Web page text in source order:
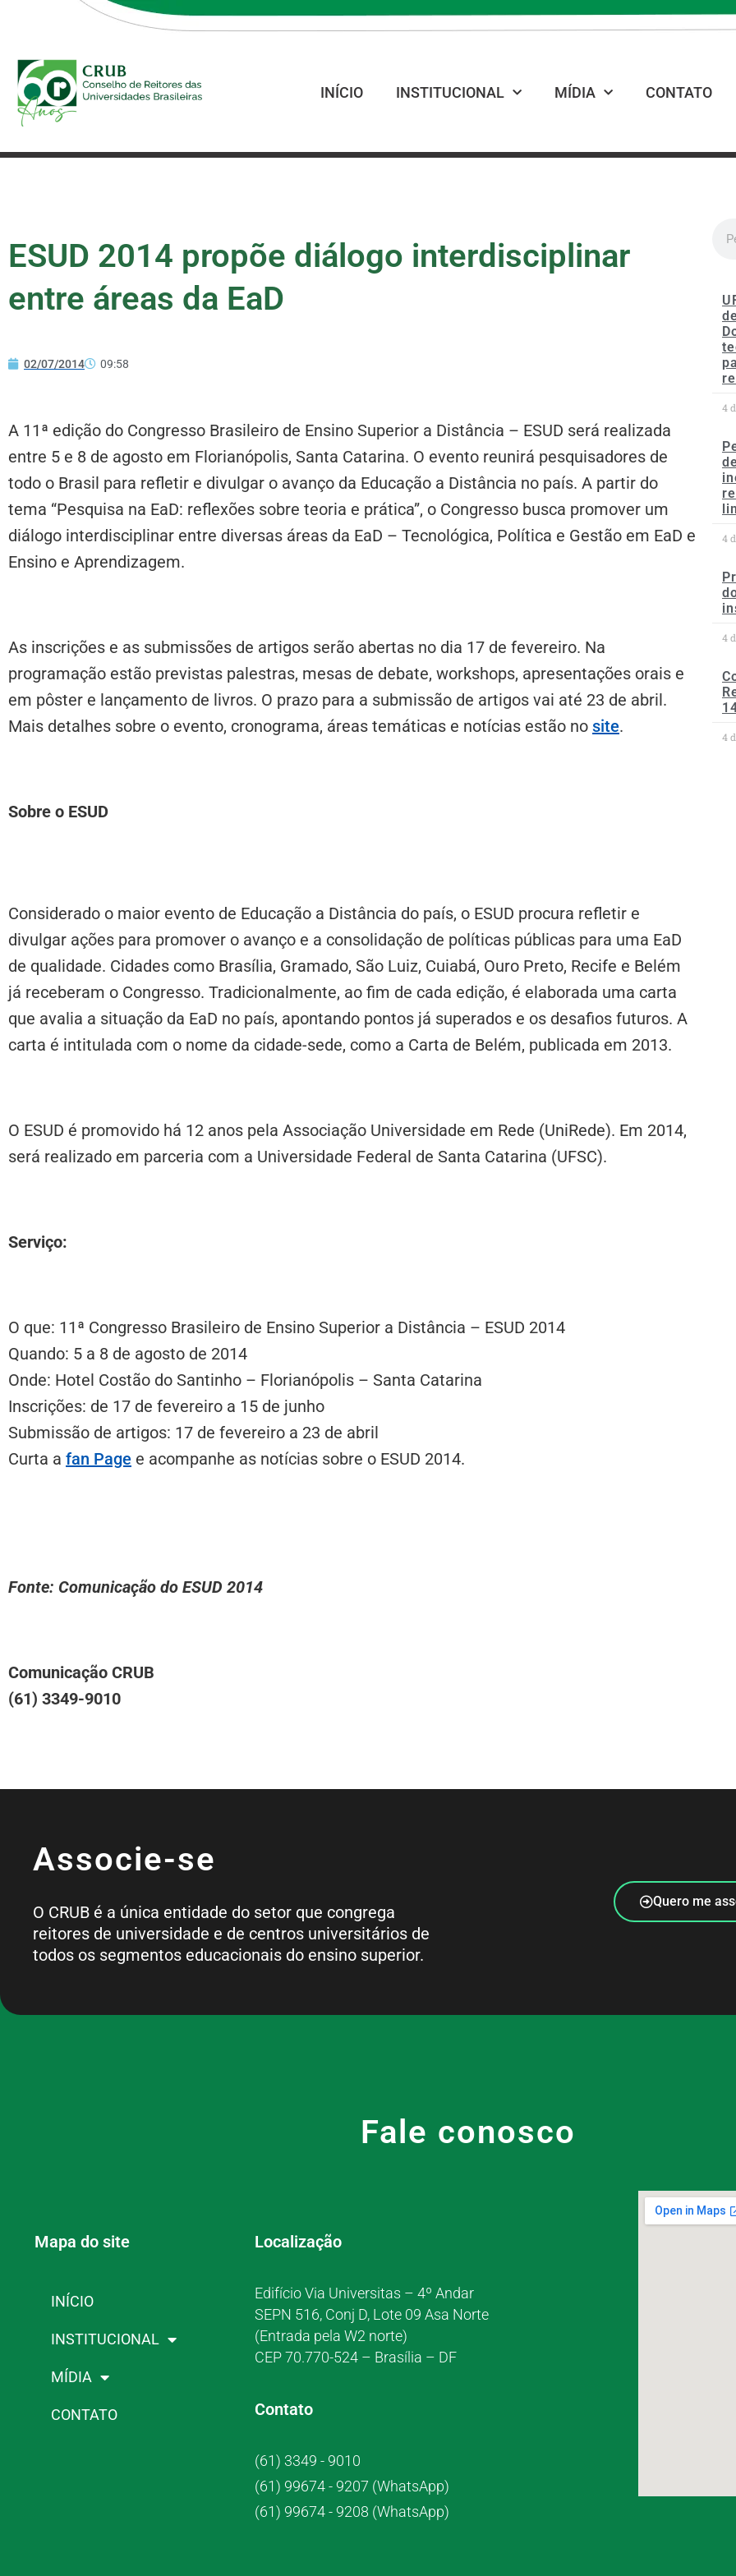
INÍCIO INSTITUCIONAL MÍDIA CONTATO
ESUD 2014 propõe diálogo interdisciplinar
entre áreas da EaD
02/07/2014 09:58
A 11ª edição do Congresso Brasileiro de Ensino Superior a Distância – ESUD será realizada
entre 5 e 8 de agosto em Florianópolis, Santa Catarina. O evento reunirá pesquisadores de
todo o Brasil para refletir e divulgar o avanço da Educação a Distância no país. A partir do
tema “Pesquisa na EaD: reflexões sobre teoria e prática”, o Congresso busca promover um
diálogo interdisciplinar entre diversas áreas da EaD – Tecnológica, Política e Gestão em EaD e
Ensino e Aprendizagem.
As inscrições e as submissões de artigos serão abertas no dia 17 de fevereiro. Na
programação estão previstas palestras, mesas de debate, workshops, apresentações orais e
em pôster e lançamento de livros. O prazo para a submissão de artigos vai até 23 de abril.
Mais detalhes sobre o evento, cronograma, áreas temáticas e notícias estão no site.
Sobre o ESUD
Considerado o maior evento de Educação a Distância do país, o ESUD procura refletir e
divulgar ações para promover o avanço e a consolidação de políticas públicas para uma EaD
de qualidade. Cidades como Brasília, Gramado, São Luiz, Cuiabá, Ouro Preto, Recife e Belém
já receberam o Congresso. Tradicionalmente, ao fim de cada edição, é elaborada uma carta
que avalia a situação da EaD no país, apontando pontos já superados e os desafios futuros. A
carta é intitulada com o nome da cidade-sede, como a Carta de Belém, publicada em 2013.
O ESUD é promovido há 12 anos pela Associação Universidade em Rede (UniRede). Em 2014,
será realizado em parceria com a Universidade Federal de Santa Catarina (UFSC).
Serviço:
O que: 11ª Congresso Brasileiro de Ensino Superior a Distância – ESUD 2014
Quando: 5 a 8 de agosto de 2014
Onde: Hotel Costão do Santinho – Florianópolis – Santa Catarina
Inscrições: de 17 de fevereiro a 15 de junho
Submissão de artigos: 17 de fevereiro a 23 de abril
Curta a fan Page e acompanhe as notícias sobre o ESUD 2014.
Fonte: Comunicação do ESUD 2014
Comunicação CRUB
(61) 3349-9010
4
4
4
4
Associe-se
O CRUB é a única entidade do setor que congrega
reitores de universidade e de centros universitários de
todos os segmentos educacionais do ensino superior.
Quero me
Fale conosco
Mapa do site
INÍCIO
INSTITUCIONAL
MÍDIA
CONTATO
Localização
Edifício Via Universitas – 4º Andar
SEPN 516, Conj D, Lote 09 Asa Norte
(Entrada pela W2 norte)
CEP 70.770-524 – Brasília – DF
Contato
(61) 3349 - 9010
(61) 99674 - 9207 (WhatsApp)
(61) 99674 - 9208 (WhatsApp)